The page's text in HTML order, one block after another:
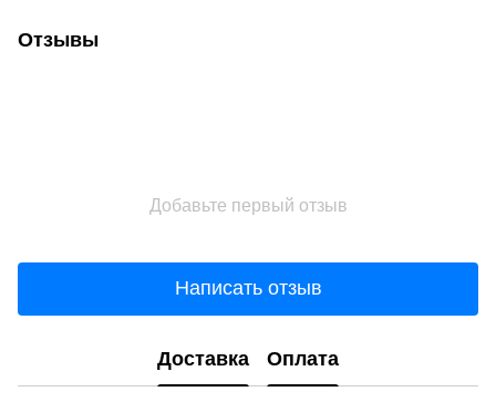
Отзывы
Добавьте первый отзыв
Написать отзыв
Доставка Оплата